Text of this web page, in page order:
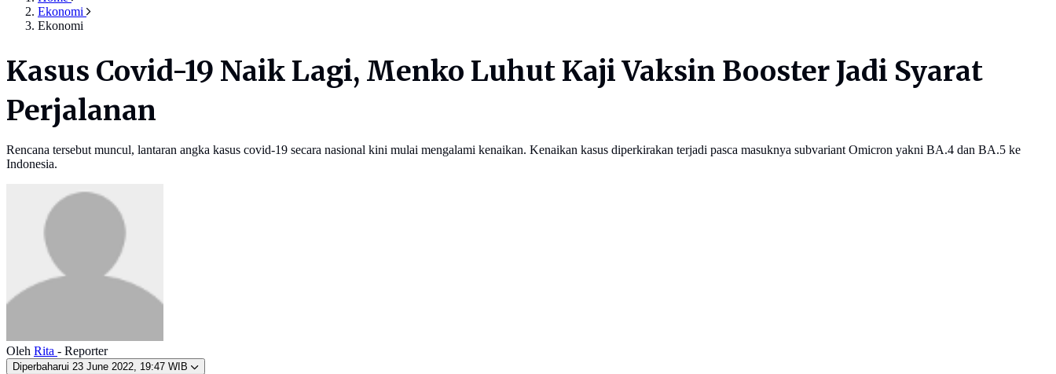
Ekonomi
Ekonomi
Kasus Covid-19 Naik Lagi, Menko Luhut Kaji Vaksin Booster Jadi Syarat
Perjalanan
Rencana tersebut muncul, lantaran angka kasus covid-19 secara nasional kini mulai mengalami kenaikan. Kenaikan kasus diperkirakan terjadi pasca masuknya subvariant Omicron yakni BA.4 dan BA.5 ke
Indonesia.
Oleh Rita - Reporter
Diperbaharui 23 June 2022, 19:47 WIB